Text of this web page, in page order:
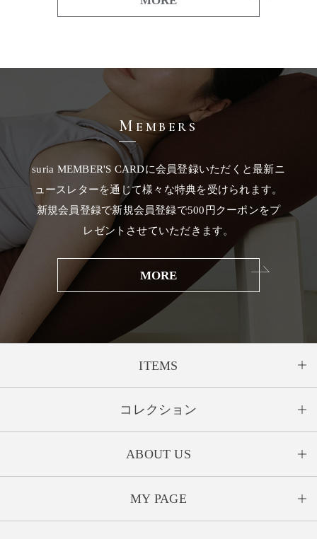
MEMBERS
suria MEMBER'S CARDに会員登録いただくと最新ニ
ュースレターを通じて様々な特典を受けられます。
新規会員登録で新規会員登録で500円クーポンをプ
レゼントさせていただきます。
MORE
ITEMS
コレクション
ABOUT US
MY PAGE